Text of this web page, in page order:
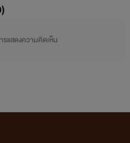
)
รแสดงความคิดเห็น